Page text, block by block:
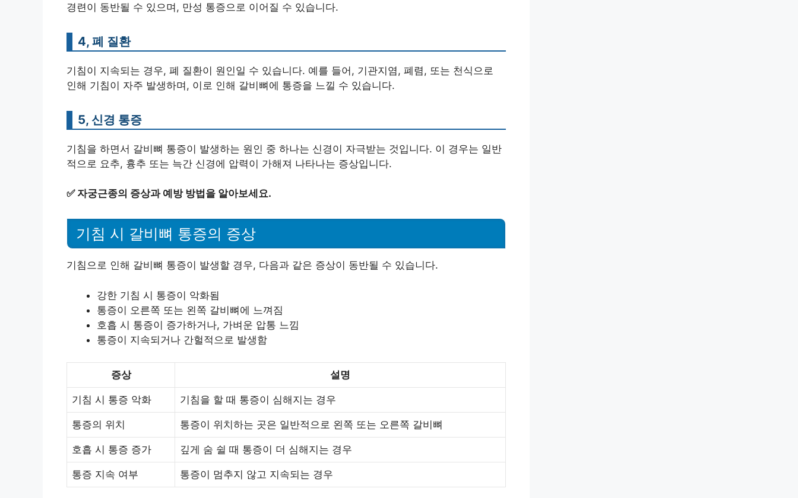
경련이 동반될 수 있으며, 만성 통증으로 이어질 수 있습니다.
4, 폐 질환
기침이 지속되는 경우, 폐 질환이 원인일 수 있습니다. 예를 들어, 기관지염, 폐렴, 또는 천식으로
인해 기침이 자주 발생하며, 이로 인해 갈비뼈에 통증을 느낄 수 있습니다.
5, 신경 통증
기침을 하면서 갈비뼈 통증이 발생하는 원인 중 하나는 신경이 자극받는 것입니다. 이 경우는 일반
적으로 요추, 흉추 또는 늑간 신경에 압력이 가해져 나타나는 증상입니다.
✅ 자궁근종의 증상과 예방 방법을 알아보세요.
기침 시 갈비뼈 통증의 증상
기침으로 인해 갈비뼈 통증이 발생할 경우, 다음과 같은 증상이 동반될 수 있습니다.
강한 기침 시 통증이 악화됨
통증이 오른쪽 또는 왼쪽 갈비뼈에 느껴짐
호흡 시 통증이 증가하거나, 가벼운 압통 느낌
통증이 지속되거나 간헐적으로 발생함
증상 설명
기침 시 통증 악화 기침을 할 때 통증이 심해지는 경우
통증의 위치 통증이 위치하는 곳은 일반적으로 왼쪽 또는 오른쪽 갈비뼈
호흡 시 통증 증가 깊게 숨 쉴 때 통증이 더 심해지는 경우
통증 지속 여부 통증이 멈추지 않고 지속되는 경우